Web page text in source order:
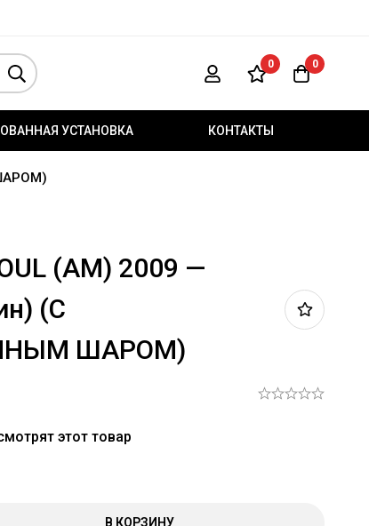
0 0
УСТАНОВКА КОНТАКТЫ
(AM) 2009 —
(С
ШАРОМ)
этот товар
В КОРЗИНУ